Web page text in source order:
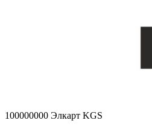
100000000 Элкарт KGS